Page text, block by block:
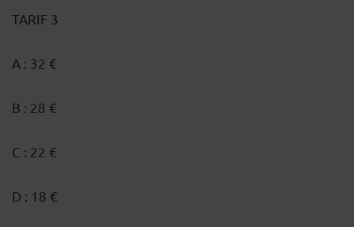
TARIF 3
A : 32 €
B : 28 €
C : 22 €
D : 18 €